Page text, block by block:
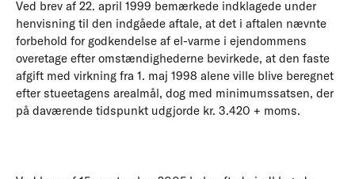
Ved brev af 22. april 1999 bemærkede indklagede under
henvisning til den indgåede aftale, at det i aftalen nævnte
forbehold for godkendelse af el-varme i ejendommens
overetage efter omstændighederne bevirkede, at den faste
afgift med virkning fra 1. maj 1998 alene ville blive beregnet
efter stueetagens arealmål, dog med minimumssatsen, der
på daværende tidspunkt udgjorde kr. 3.420 + moms.